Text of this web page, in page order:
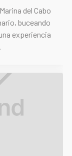
del Cabo
buceando
experiencia